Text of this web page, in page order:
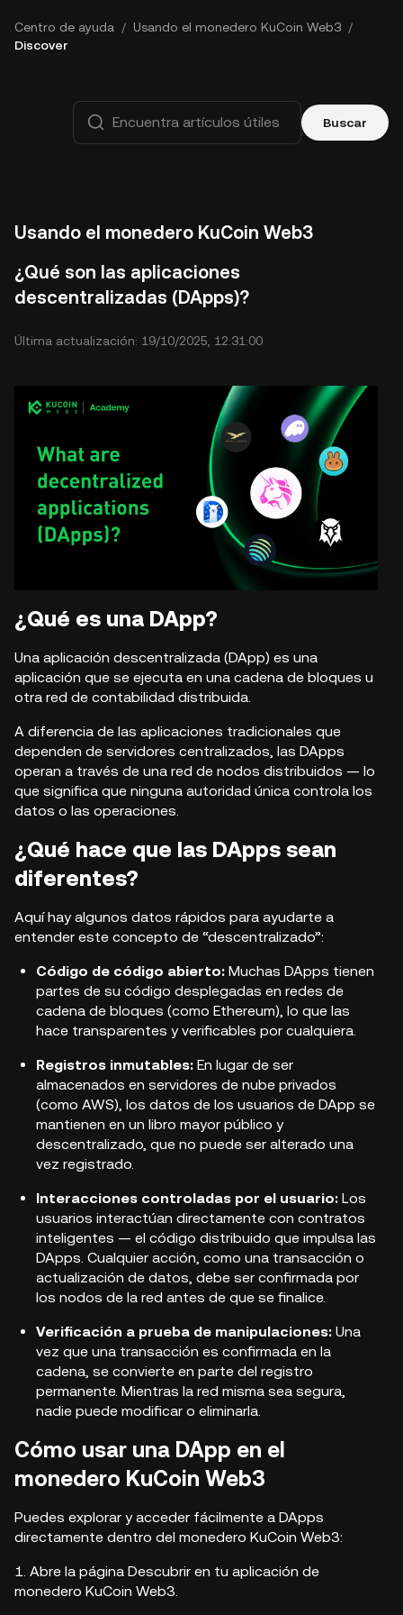
Centro de ayuda / Usando el monedero KuCoin Web3 /
Discover
Buscar
Usando el monedero KuCoin Web3
¿Qué son las aplicaciones
descentralizadas (DApps)?
Última actualización: 19/10/2025, 12:31:00
¿Qué es una DApp?
Una aplicación descentralizada (DApp) es una
aplicación que se ejecuta en una cadena de bloques u
otra red de contabilidad distribuida.
A diferencia de las aplicaciones tradicionales que
dependen de servidores centralizados, las DApps
operan a través de una red de nodos distribuidos — lo
que significa que ninguna autoridad única controla los
datos o las operaciones.
¿Qué hace que las DApps sean
diferentes?
Aquí hay algunos datos rápidos para ayudarte a
entender este concepto de “descentralizado”:
Código de código abierto: Muchas DApps tienen
partes de su código desplegadas en redes de
cadena de bloques (como Ethereum), lo que las
hace transparentes y verificables por cualquiera.
Registros inmutables: En lugar de ser
almacenados en servidores de nube privados
(como AWS), los datos de los usuarios de DApp se
mantienen en un libro mayor público y
descentralizado, que no puede ser alterado una
vez registrado.
Interacciones controladas por el usuario: Los
usuarios interactúan directamente con contratos
inteligentes — el código distribuido que impulsa las
DApps. Cualquier acción, como una transacción o
actualización de datos, debe ser confirmada por
los nodos de la red antes de que se finalice.
Verificación a prueba de manipulaciones: Una
vez que una transacción es confirmada en la
cadena, se convierte en parte del registro
permanente. Mientras la red misma sea segura,
nadie puede modificar o eliminarla.
Cómo usar una DApp en el
monedero KuCoin Web3
Puedes explorar y acceder fácilmente a DApps
directamente dentro del monedero KuCoin Web3:
1. Abre la página Descubrir en tu aplicación de
monedero KuCoin Web3.